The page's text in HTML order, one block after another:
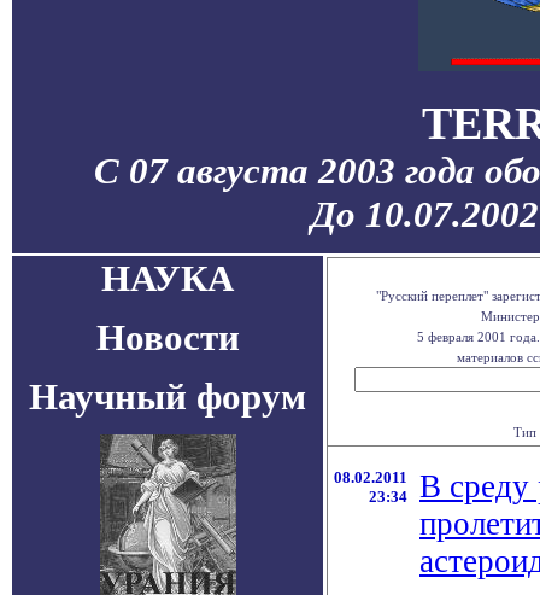
С 07 августа 2003 года
До
НАУКА
Новости
Научный форум
"Русский переплет"
5 февраля 2001
материалов
Тип
08.02.2011
23:34
В среду